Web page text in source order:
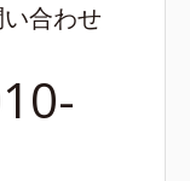
合わせ